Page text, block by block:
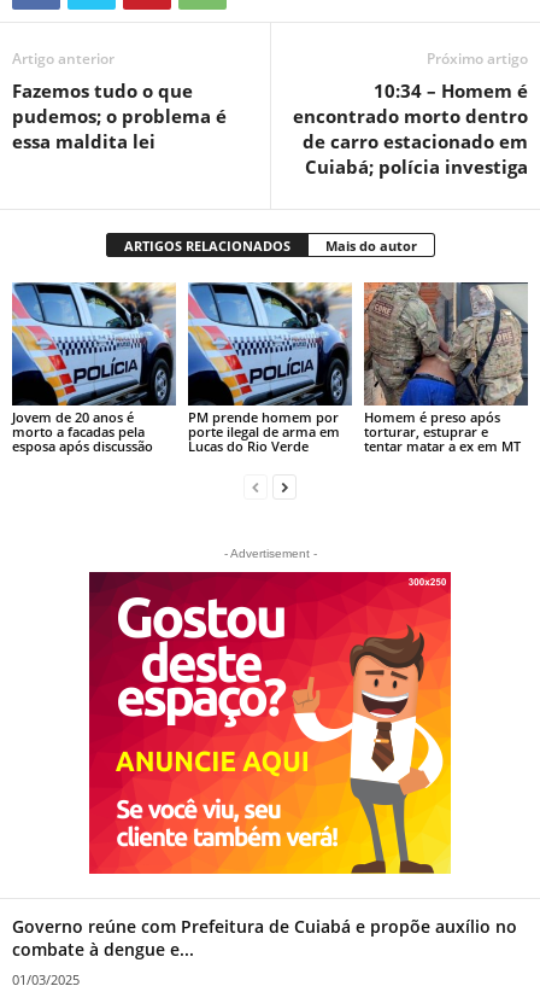
Artigo anterior
Fazemos tudo o que
pudemos; o problema é
essa maldita lei
Próximo artigo
10:34 – Homem é
encontrado morto dentro
de carro estacionado em
Cuiabá; polícia investiga
ARTIGOS RELACIONADOS Mais do autor
Jovem de 20 anos é
morto a facadas pela
esposa após discussão
PM prende homem por
porte ilegal de arma em
Lucas do Rio Verde
Homem é preso após
torturar, estuprar e
tentar matar a ex em MT
- Advertisement -
Governo reúne com Prefeitura de Cuiabá e propõe auxílio no
combate à dengue e...
01/03/2025